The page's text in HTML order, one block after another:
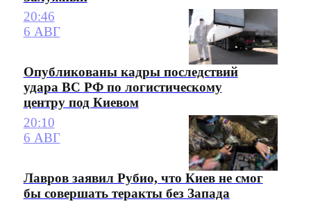
20:46
6 АВГ
Опубликованы кадры последствий
удара ВС РФ по логистическому
центру под Киевом
20:10
6 АВГ
Лавров заявил Рубио, что Киев не смог
бы совершать теракты без Запада